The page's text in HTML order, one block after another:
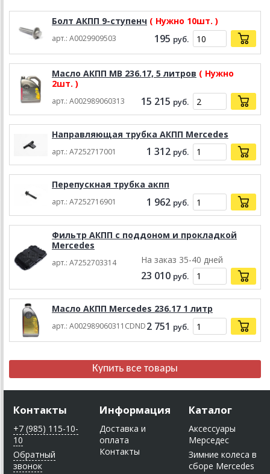
Болт АКПП 9-ступенч ( Нужно 10шт. )
арт.: A0029909503 195 руб.
Масло АКПП MB 236.17, 5 литров ( Нужно
2шт. )
арт.: A002989060313 15 215 руб.
Направляющая трубка АКПП Mercedes
арт.: A7252717001 1 312 руб.
Перепускная трубка акпп
арт.: A7252716901 1 962 руб.
Фильтр АКПП с поддоном и прокладкой
Mercedes
арт.: A7252703314 На заказ 35-40 дней
23 010 руб.
Масло АКПП Mercedes 236.17 1 литр
арт.: A002989060311CDND2 751 руб.
Контакты
+7 (985) 115-10-
10
Обратный
звонок
Информация
Доставка и
оплата
Контакты
Каталог
Аксессуары
Мерседес
Зимние колеса в
сборе Mercedes